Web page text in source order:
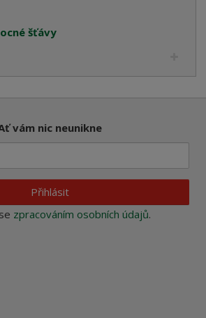
šťávy
vám nic neunikne
Přihlásit
zpracováním osobních údajů.